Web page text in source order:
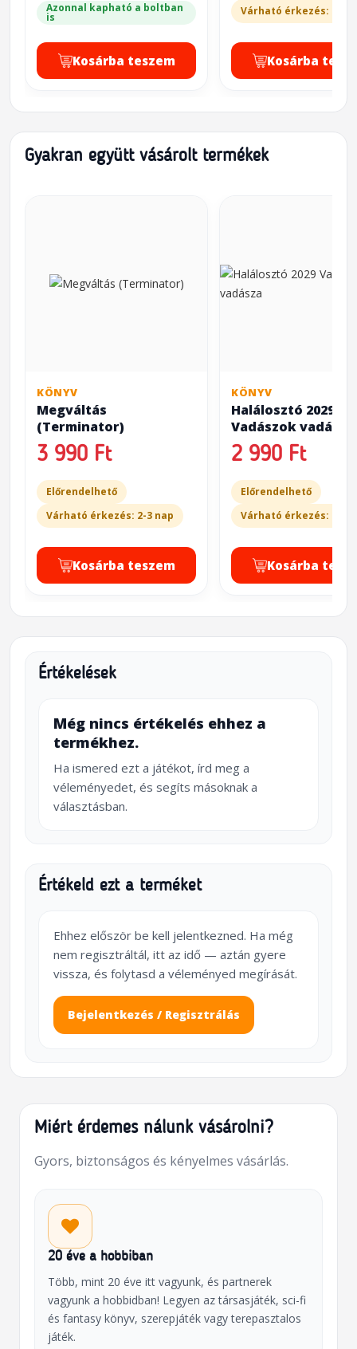
Azonnal kapható a boltban
is
Kosárba teszem
Várható érkezés: 2-3
Kosárba
Gyakran együtt vásárolt termékek
KÖNYV
Megváltás
(Terminator)
3 990 Ft
Előrendelhető
Várható érkezés: 2-3 nap
Kosárba teszem
KÖNYV
Halálosztó 2029
Vadászok vadásza
2 990 Ft
Előrendelhető
Várható érkezés: 2-3
Kosárba
Értékelések
Még nincs értékelés ehhez a
termékhez.
Ha ismered ezt a játékot, írd meg a
véleményedet, és segíts másoknak a
választásban.
Értékeld ezt a terméket
Ehhez először be kell jelentkezned. Ha még
nem regisztráltál, itt az idő — aztán gyere
vissza, és folytasd a véleményed megírását.
Bejelentkezés / Regisztrálás
Miért érdemes nálunk vásárolni?
Gyors, biztonságos és kényelmes vásárlás.
20 éve a hobbiban
Több, mint 20 éve itt vagyunk, és partnerek
vagyunk a hobbidban! Legyen az társasjáték, sci-fi
és fantasy könyv, szerepjáték vagy terepasztalos
játék.